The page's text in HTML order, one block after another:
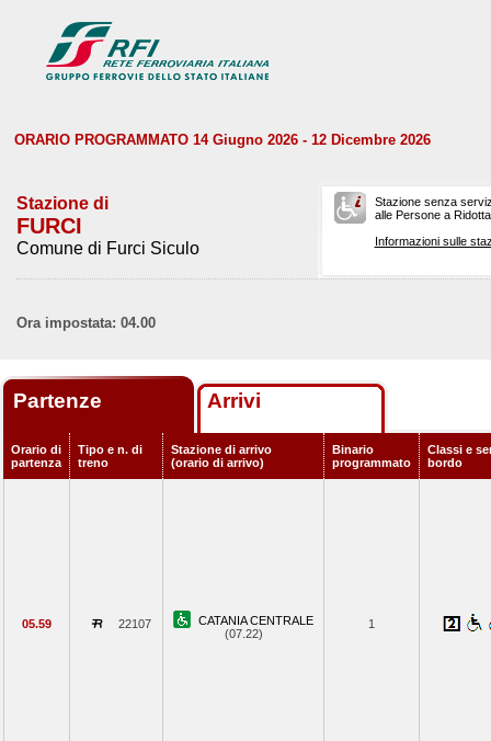
ORARIO PROGRAMMATO 14 Giugno 2026 - 12 Dicembre 2026
Stazione di
FURCI
Comune di Furci Siculo
Stazione senza
alle Persone a
Informazioni sulle
Ora impostata: 04.00
Partenze Arrivi
Orario di
partenza
Tipo e n. di
treno
Stazione di arrivo
(orario di arrivo)
Binario
programmato
Classi e
bordo
05.59 22107
CATANIA CENTRALE
(07.22)
1